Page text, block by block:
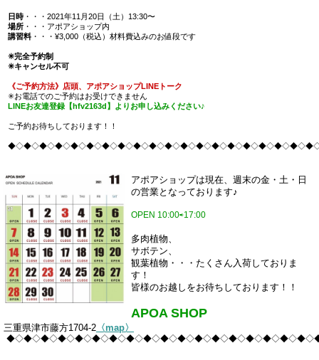
日時 ・・・2021年11月20日（土）13:30〜
場所 ・・・アポアショップ内
講習料 ・・・¥3,000（税込）材料費込みのお値段です
✳︎完全予約制
✳︎キャンセル不可
《ご予約方法》店頭、アポアショップLINEトーク
✳︎お電話でのご予約はお受けできません
LINEお友達登録【hfv2163d】よりお申し込みください♪
ご予約お待ちしております！！
アポアショップは現在、週末の金・土・日
の営業となっております♪
OPEN 10:00⇨17:00
多肉植物、
サボテン、
観葉植物・・・たくさん入荷しておりま
す！
皆様のお越しをお待ちしております！！
APOA SHOP
三重県津市藤方1704-2 〈map〉